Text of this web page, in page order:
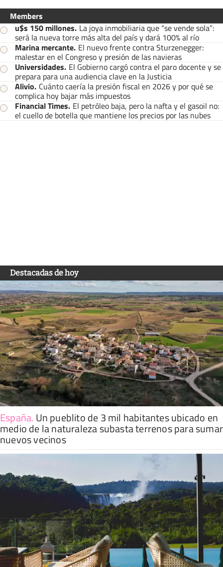
Members
u$s 150 millones. La joya inmobiliaria que “se vende sola”:
será la nueva torre más alta del país y dará 100% al río
Marina mercante. El nuevo frente contra Sturzenegger:
malestar en el Congreso y presión de las navieras
Universidades. El Gobierno cargó contra el paro docente y se
prepara para una audiencia clave en la Justicia
Alivio. Cuánto caería la presión fiscal en 2026 y por qué se
complica hoy bajar más impuestos
Financial Times. El petróleo baja, pero la nafta y el gasoil no:
el cuello de botella que mantiene los precios por las nubes
Destacadas de hoy
España. Un pueblito de 3 mil habitantes ubicado en
medio de la naturaleza subasta terrenos para sumar
nuevos vecinos